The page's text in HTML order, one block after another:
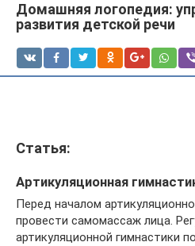
Домашняя логопедия:
развития детской речи
Статья:
Артикуляционная
Перед началом
провести самомассаж лица.
артикуляционной гимнастики